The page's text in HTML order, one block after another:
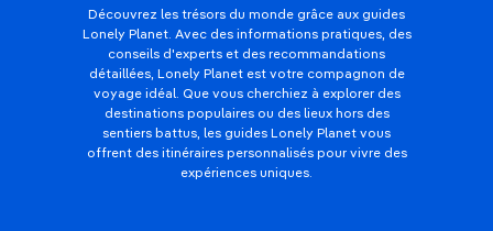
Découvrez les trésors du monde grâce aux guides
Lonely Planet. Avec des informations pratiques, des
conseils d'experts et des recommandations
détaillées, Lonely Planet est votre compagnon de
voyage idéal. Que vous cherchiez à explorer des
destinations populaires ou des lieux hors des
sentiers battus, les guides Lonely Planet vous
offrent des itinéraires personnalisés pour vivre des
expériences uniques.